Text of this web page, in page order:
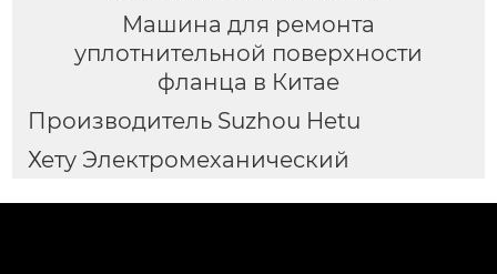
Машина для ремонта
уплотнительной поверхности
фланца в Китае
Производитель Suzhou Hetu
Хету Электромеханический